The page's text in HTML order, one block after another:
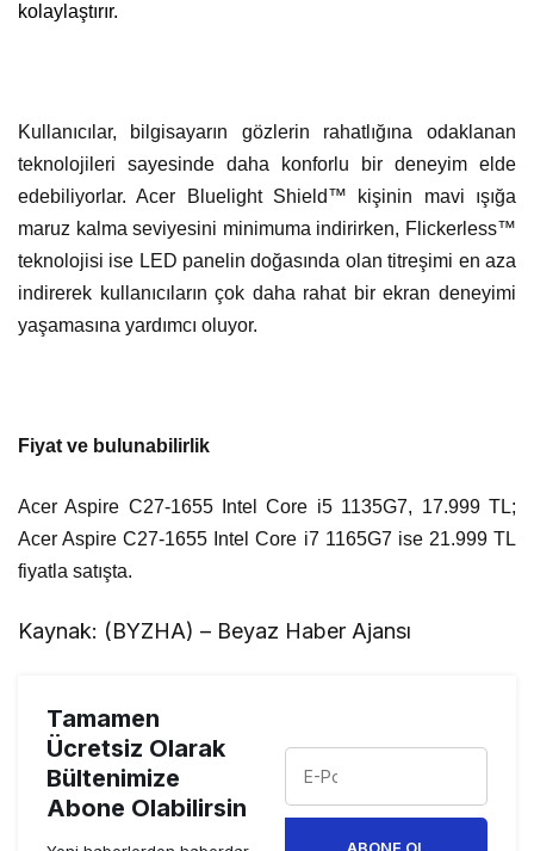
kolaylaştırır.
Kullanıcılar, bilgisayarın gözlerin rahatlığına odaklanan
teknolojileri sayesinde daha konforlu bir deneyim elde
edebiliyorlar. Acer Bluelight Shield™ kişinin mavi ışığa
maruz kalma seviyesini minimuma indirirken, Flickerless™
teknolojisi ise LED panelin doğasında olan titreşimi en aza
indirerek kullanıcıların çok daha rahat bir ekran deneyimi
yaşamasına yardımcı oluyor.
Fiyat ve bulunabilirlik
Acer Aspire C27-1655 Intel Core i5 1135G7, 17.999 TL;
Acer Aspire C27-1655 Intel Core i7 1165G7 ise 21.999 TL
fiyatla satışta.
Kaynak: (BYZHA) – Beyaz Haber Ajansı
Tamamen
Ücretsiz Olarak
Bültenimize
Abone Olabilirsin
ABONE OL